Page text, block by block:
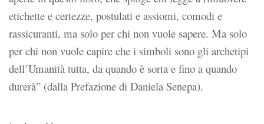
etichette e certezze, postulati e assiomi, comodi e
rassicuranti, ma solo per chi non vuole sapere. Ma solo
per chi non vuole capire che i simboli sono gli archetipi
dell’Umanità tutta, da quando è sorta e fino a quando
durerà” (dalla Prefazione di Daniela Senepa).